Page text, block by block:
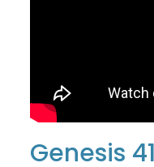
Genesis